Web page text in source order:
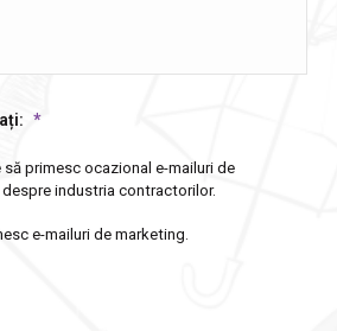
*
să primesc ocazional e-mailuri de
industria contractorilor.
e-mailuri de marketing.